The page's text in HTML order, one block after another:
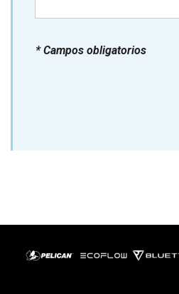
* Campos obligatorios